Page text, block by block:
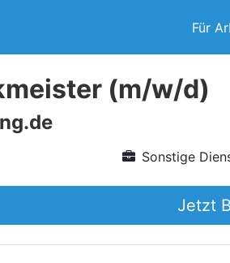
Für
(m/w/d)
Sonstige
Jetzt